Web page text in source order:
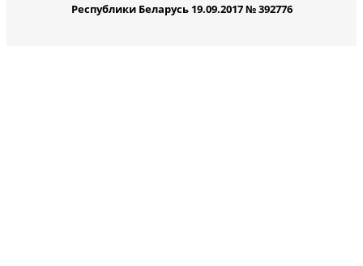
Республики Беларусь 19.09.2017 № 392776